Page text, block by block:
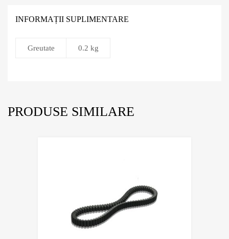
INFORMAȚII SUPLIMENTARE
Greutate 0.2 kg
PRODUSE SIMILARE